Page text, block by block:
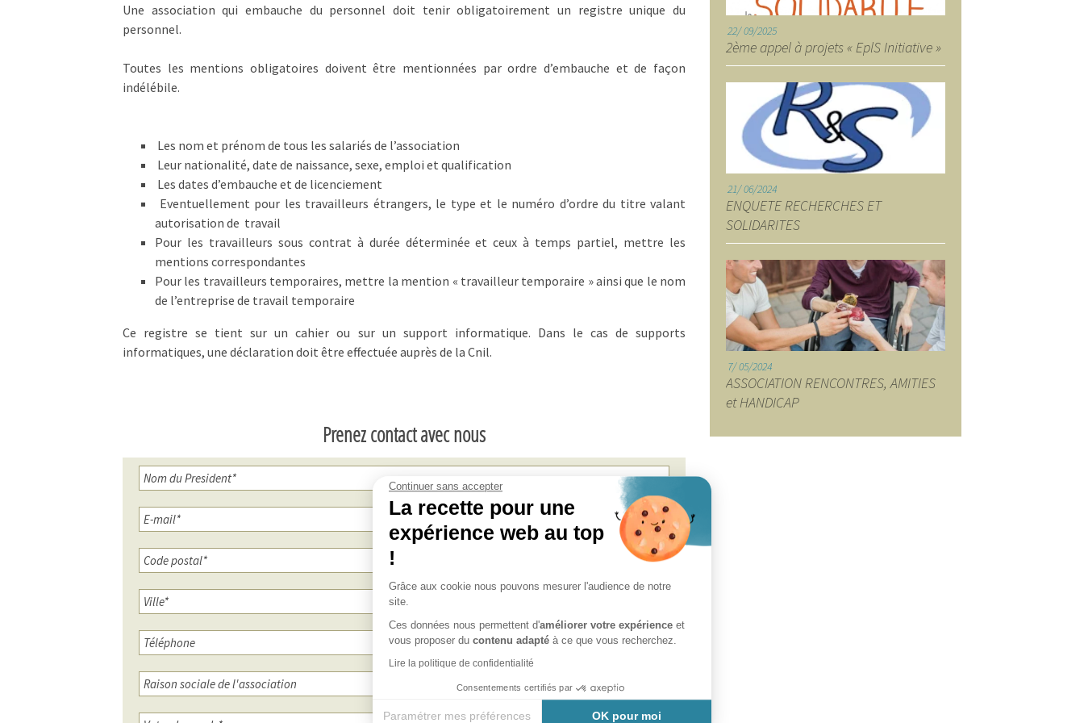
Continuer sans accepter
La recette pour une
expérience web au top
!
Grâce aux cookie nous pouvons mesurer l'audience de notre
site.
Ces données nous permettent d'améliorer votre expérience et
vous proposer du contenu adapté à ce que vous recherchez.
Lire la politique de confidentialité
Consentements certifiés par
Paramétrer mes préférences OK pour moi
Formations
social
Une association qui embauche du personnel doit tenir obligatoirement un registre unique du
personnel.
Toutes les mentions obligatoires doivent être mentionnées par ordre d’embauche et de façon
indélébile.
Les nom et prénom de tous les salariés de l’association
Leur nationalité, date de naissance, sexe, emploi et qualification
Les dates d’embauche et de licenciement
Eventuellement pour les travailleurs étrangers, le type et le numéro d’ordre du titre valant
autorisation de travail
Pour les travailleurs sous contrat à durée déterminée et ceux à temps partiel, mettre les
mentions correspondantes
Pour les travailleurs temporaires, mettre la mention « travailleur temporaire » ainsi que le nom
de l’entreprise de travail temporaire
Ce registre se tient sur un cahier ou sur un support informatique. Dans le cas de supports
informatiques, une déclaration doit être effectuée auprès de la Cnil.
Prenez contact avec nous
22 09/2025
2ème appel à projets « EplS Initiative »
21 06/2024
ENQUETE RECHERCHES ET
SOLIDARITES
7 05/2024
ASSOCIATION RENCONTRES, AMITIES
et HANDICAP